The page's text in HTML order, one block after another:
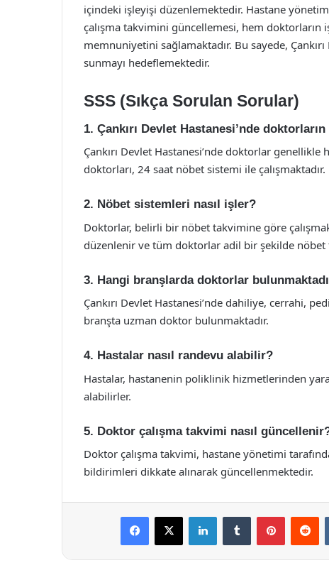
içindeki işleyişi düzenlemektedir. Hastane
çalışma takvimini güncellemesi, hem
memnuniyetini sağlamaktadır. Bu sayede,
sunmayı hedeflemektedir.
SSS (Sıkça Sorulan Sorular)
1. Çankırı Devlet Hastanesi’nde
Çankırı Devlet Hastanesi’nde doktorlar genellikle
doktorları, 24 saat nöbet sistemi ile çalışmaktadır.
2. Nöbet sistemleri nasıl işler?
Doktorlar, belirli bir nöbet takvimine göre
düzenlenir ve tüm doktorlar adil bir şekilde
3. Hangi branşlarda doktorlar
Çankırı Devlet Hastanesi’nde dahiliye, cerrahi,
branşta uzman doktor bulunmaktadır.
4. Hastalar nasıl randevu alabilir?
Hastalar, hastanenin poliklinik hizmetlerinden
alabilirler.
5. Doktor çalışma takvimi nasıl
Doktor çalışma takvimi, hastane yönetimi
bildirimleri dikkate alınarak güncellenmektedir.
Facebook
X LinkedInTumblr Pinterest